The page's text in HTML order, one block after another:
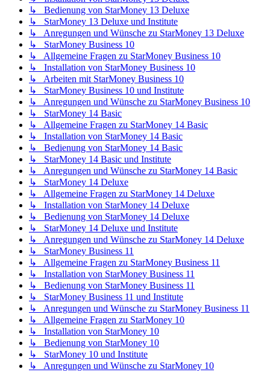
↳ Bedienung von StarMoney 13 Deluxe
↳ StarMoney 13 Deluxe und Institute
↳ Anregungen und Wünsche zu StarMoney 13 Deluxe
↳ StarMoney Business 10
↳ Allgemeine Fragen zu StarMoney Business 10
↳ Installation von StarMoney Business 10
↳ Arbeiten mit StarMoney Business 10
↳ StarMoney Business 10 und Institute
↳ Anregungen und Wünsche zu StarMoney Business 10
↳ StarMoney 14 Basic
↳ Allgemeine Fragen zu StarMoney 14 Basic
↳ Installation von StarMoney 14 Basic
↳ Bedienung von StarMoney 14 Basic
↳ StarMoney 14 Basic und Institute
↳ Anregungen und Wünsche zu StarMoney 14 Basic
↳ StarMoney 14 Deluxe
↳ Allgemeine Fragen zu StarMoney 14 Deluxe
↳ Installation von StarMoney 14 Deluxe
↳ Bedienung von StarMoney 14 Deluxe
↳ StarMoney 14 Deluxe und Institute
↳ Anregungen und Wünsche zu StarMoney 14 Deluxe
↳ StarMoney Business 11
↳ Allgemeine Fragen zu StarMoney Business 11
↳ Installation von StarMoney Business 11
↳ Bedienung von StarMoney Business 11
↳ StarMoney Business 11 und Institute
↳ Anregungen und Wünsche zu StarMoney Business 11
↳ Allgemeine Fragen zu StarMoney 10
↳ Installation von StarMoney 10
↳ Bedienung von StarMoney 10
↳ StarMoney 10 und Institute
↳ Anregungen und Wünsche zu StarMoney 10